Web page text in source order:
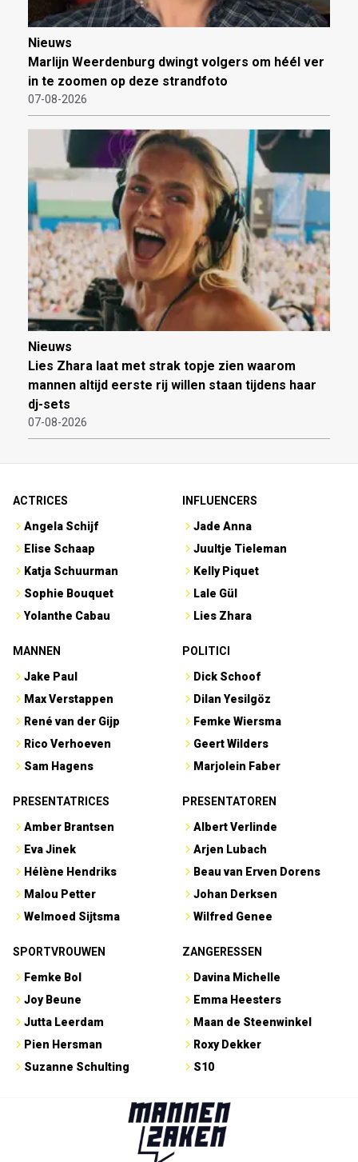
Nieuws
Marlijn Weerdenburg dwingt volgers om héél ver
in te zoomen op deze strandfoto
07-08-2026
Nieuws
Lies Zhara laat met strak topje zien waarom
mannen altijd eerste rij willen staan tijdens haar
dj-sets
07-08-2026
ACTRICES
Angela Schijf
Elise Schaap
Katja Schuurman
Sophie Bouquet
Yolanthe Cabau
INFLUENCERS
Jade Anna
Juultje Tieleman
Kelly Piquet
Lale Gül
Lies Zhara
MANNEN
Jake Paul
Max Verstappen
René van der Gijp
Rico Verhoeven
Sam Hagens
POLITICI
Dick Schoof
Dilan Yesilgöz
Femke Wiersma
Geert Wilders
Marjolein Faber
PRESENTATRICES
Amber Brantsen
Eva Jinek
Hélène Hendriks
Malou Petter
Welmoed Sijtsma
PRESENTATOREN
Albert Verlinde
Arjen Lubach
Beau van Erven Dorens
Johan Derksen
Wilfred Genee
SPORTVROUWEN
Femke Bol
Joy Beune
Jutta Leerdam
Pien Hersman
Suzanne Schulting
ZANGERESSEN
Davina Michelle
Emma Heesters
Maan de Steenwinkel
Roxy Dekker
S10